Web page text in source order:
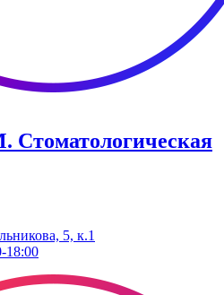
5, к.1
18:00